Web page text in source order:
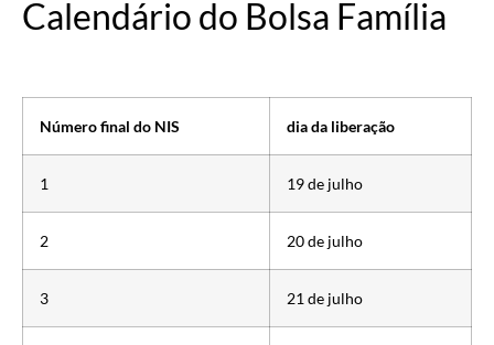
Calendário do Bolsa Família
Número final do NIS dia da liberação
1 19 de julho
2 20 de julho
3 21 de julho